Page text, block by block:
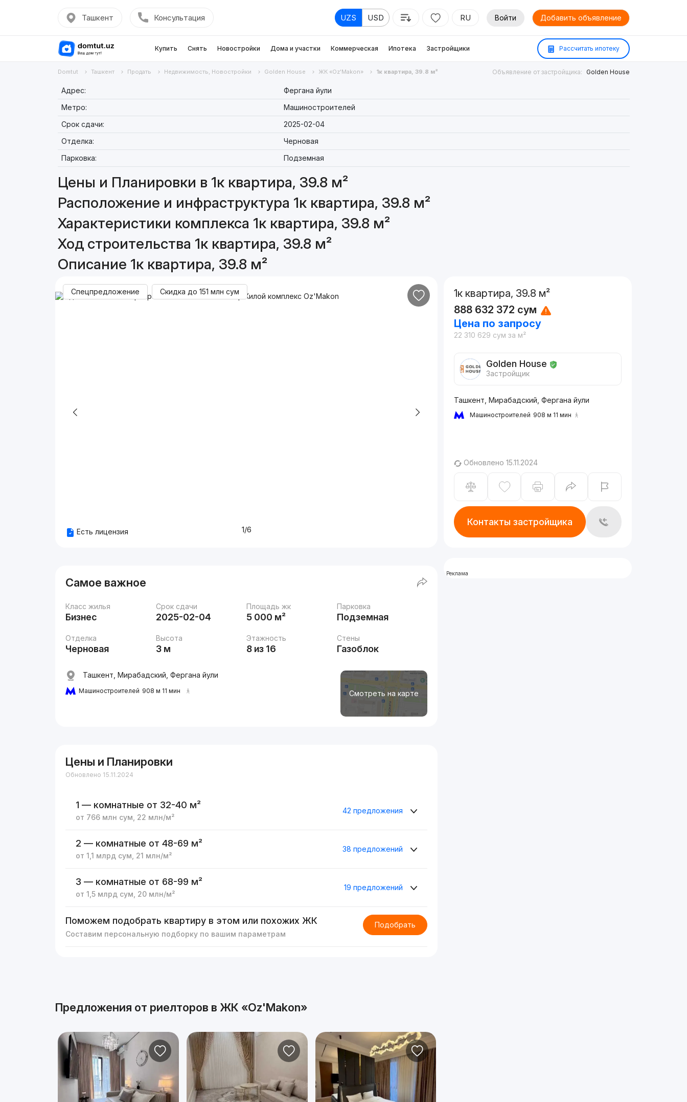
Ташкент Консультация UZS USD RU Войти Добавить объявление
Купить Снять Новостройки Дома и участки Коммерческая Ипотека Застройщики Рассчитать ипотеку
Domtut Ташкент Продать Недвижимость, Новостройки Golden House ЖК «Oz'Makon» 1к квартира, 39.8 м² Объявление от застройщика: Golden House
Адрес:
Фергана йули
Метро:
Машиностроителей
Срок сдачи:
2025-02-04
Отделка:
Черновая
Парковка:
Подземная
Цены и Планировки в 1к квартира, 39.8 м²
Расположение и инфраструктура 1к квартира, 39.8 м²
Характеристики комплекса 1к квартира, 39.8 м²
Ход строительства 1к квартира, 39.8 м²
Описание 1к квартира, 39.8 м²
Спецпредложение Скидка до151 млн сум
1/6
Есть лицензия
Самое важное
Класс жилья
Бизнес
Срок сдачи
2025-02-04
Площадь жк
5 000 м²
Парковка
Подземная
Отделка
Черновая
Высота
3 м
Этажность
8 из 16
Стены
Газоблок
Смотреть на карте
Ташкент, Мирабадский, Фергана йули
Машиностроителей 908 м 11 мин
Цены и Планировки
Обновлено 15.11.2024
1 — комнатные от 32-40 м²
от 766 млн сум 22 млн/м²
42 предложения
2 — комнатные от 48-69 м²
от1,1 млрд сум 21 млн/м²
38 предложений
3 — комнатные от 68-99 м²
от1,5 млрд сум 20 млн/м²
19 предложений
Поможем подобрать квартиру в этом или похожих ЖК
Составим персональную подборку по вашим параметрам
Подобрать
Предложения от риелторов в ЖК «Oz'Makon»
1к квартира, 39.8 м²
888 632 372 сум
Цена по запросу
22 310 629 сум за м²
Golden House
Застройщик
Ташкент, Мирабадский, Фергана йули
Машиностроителей 908 м 11 мин
Обновлено 15.11.2024
Контакты застройщика
Реклама